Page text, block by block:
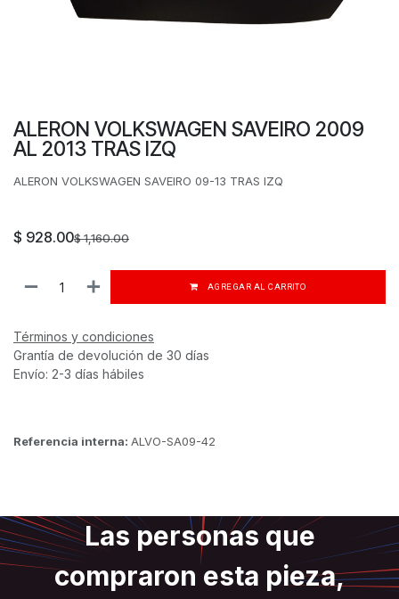
ALERON VOLKSWAGEN SAVEIRO 2009
AL 2013 TRAS IZQ
ALERON VOLKSWAGEN SAVEIRO 09-13 TRAS IZQ
$ 928.00$1,160.00
AGREGAR AL CARRITO
Términos y condiciones
Grantía de devolución de 30 días
Envío: 2-3 días hábiles
Referencia interna: ALVO-SA09-42
Las personas que
compraron esta pieza,